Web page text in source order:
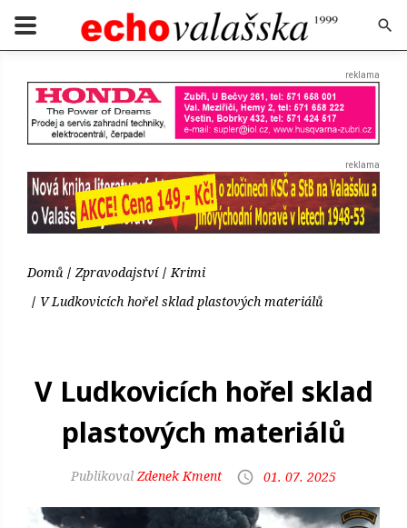
Domů Zpravodajství
Krimi
V Ludkovicích hořel sklad plastových materiálů
V Ludkovicích hořel sklad
plastových materiálů
Zdenek Kment 01. 07. 2025